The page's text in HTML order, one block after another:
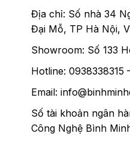
Địa chỉ: Số nhà 34
Đại Mỗ, TP Hà Nội,
Showroom: Số 133
Hotline: 0938338315
Email:
Số tài khoản ngân
Công Nghệ Bình